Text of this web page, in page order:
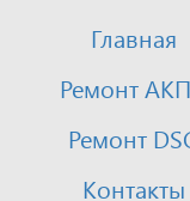
Главная
Ремонт
Ремонт
Контакты